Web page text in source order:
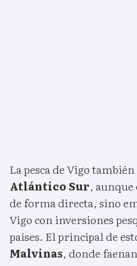
La pesca de Vigo
Atlántico Sur, aunque
de forma directa, sino
Vigo con inversiones
países. El principal de
Malvinas, donde